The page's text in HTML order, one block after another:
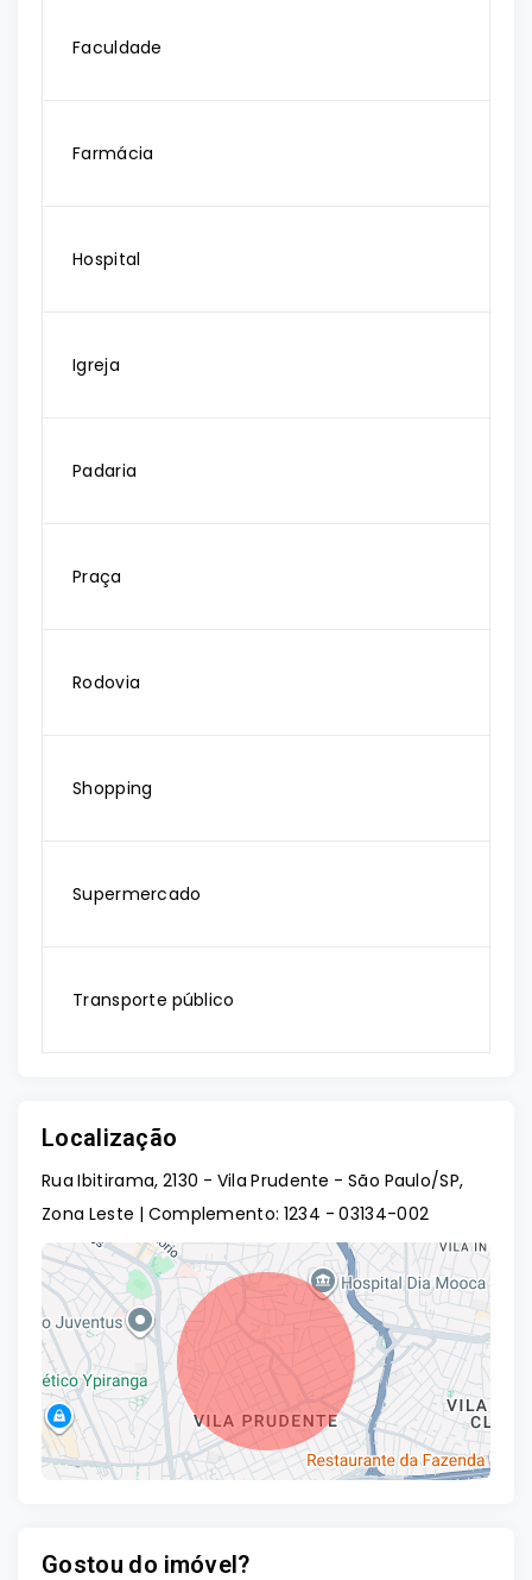
Faculdade
Farmácia
Hospital
Igreja
Padaria
Praça
Rodovia
Shopping
Supermercado
Transporte público
Localização
Rua Ibitirama, 2130 - Vila Prudente - São Paulo/SP,
Zona Leste | Complemento: 1234 - 03134-002
Gostou do imóvel?